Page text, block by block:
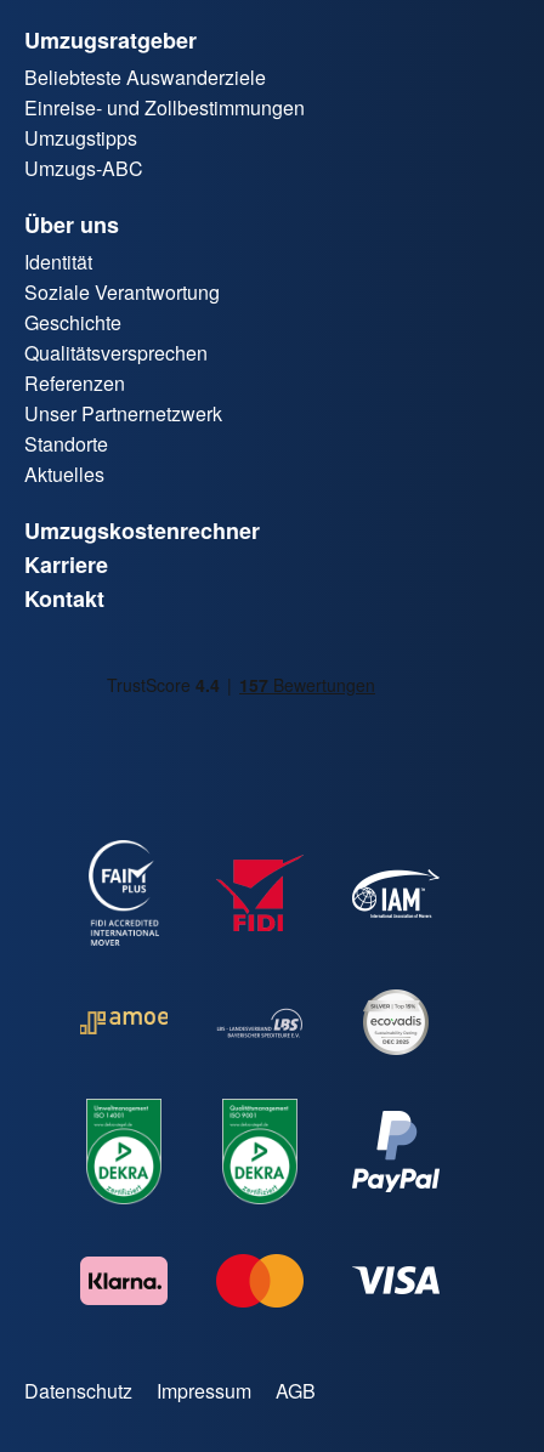
Umzugsratgeber
Beliebteste Auswanderziele
Einreise- und Zollbestimmungen
Umzugstipps
Umzugs-ABC
Über uns
Identität
Soziale Verantwortung
Geschichte
Qualitätsversprechen
Referenzen
Unser Partnernetzwerk
Standorte
Aktuelles
Umzugskostenrechner
Karriere
Kontakt
Datenschutz Impressum AGB